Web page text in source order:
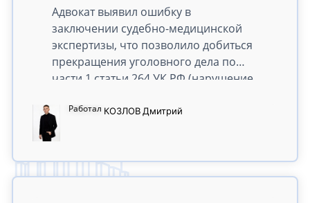
Адвокат выявил ошибку в
заключении судебно-медицинской
экспертизы, что позволило добиться
прекращения уголовного дела по
части 1 статьи 264 УК РФ (нарушение
причинение тяжкого вреда
здоровью) в связи с отсутствием
Работал КОЗЛОВДмитрий